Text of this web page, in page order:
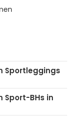
Sportleggings
Sport-BHs in